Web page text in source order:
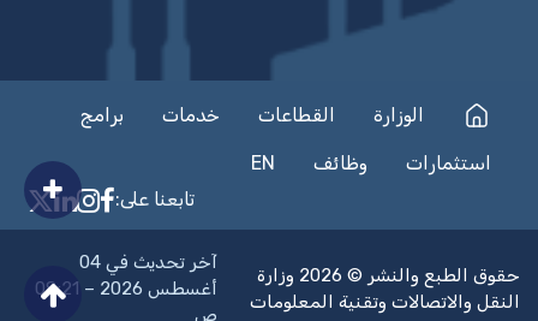
الوزارة القطاعات خدمات برامج
استثمارات وظائف
EN
تابعنا على:
Facebook
X
حقوق الطبع والنشر © 2026 وزارة
النقل والاتصالات وتقنية المعلومات
آخر تحديث في 04
أغسطس 2026 – 08:21
ص